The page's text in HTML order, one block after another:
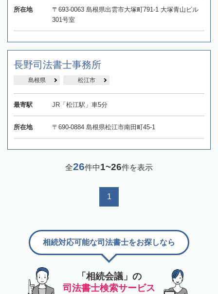
所在地
〒693-0063 島根県出雲市大塚町791‐1 大塚青山ビル
301号室
長野司法書士事務所
島根県 松江市
最寄駅 JR「松江駅」車5分
所在地 〒690-0884 島根県松江市南田町45-1
全26件中1~26件を表示
1
「相続会議」の
司法書士検索サービス
相続対応可能な司法書士をお探しなら